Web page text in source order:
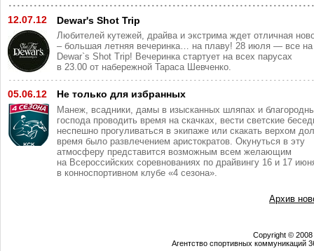
12.07.12 Dewar's Shot Trip
Любителей кутежей, драйва и экстрима ждет отличная
– большая летняя вечеринка… на плаву! 28 июля — все на
Dewar`s Shot Trip! Вечеринка стартует на всех парусах
в 23.00 от набережной Тараса Шевченко.
05.06.12 Не только для избранных
Манеж, всадники, дамы в изысканных шляпах и
господа проводить время на скачках, вести светские
неспешно прогуливаться в экипаже или скакать верхом
время было развлечением аристократов. Окунуться в эту
атмосферу представится возможным всем желающим
на Всероссийских соревнованиях по драйвингу 16 и 17
в конноспортивном клубе «4 сезона».
Архив
Copyright © 2008
Агентство спортивных коммуникаций